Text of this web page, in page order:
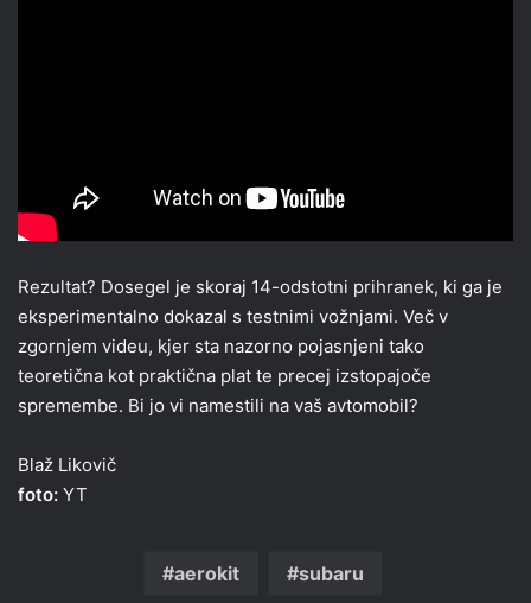
Rezultat? Dosegel je skoraj 14-odstotni prihranek, ki ga je
eksperimentalno dokazal s testnimi vožnjami. Več v
zgornjem videu, kjer sta nazorno pojasnjeni tako
teoretična kot praktična plat te precej izstopajoče
spremembe. Bi jo vi namestili na vaš avtomobil?
Blaž Likovič
foto: YT
aerokit subaru